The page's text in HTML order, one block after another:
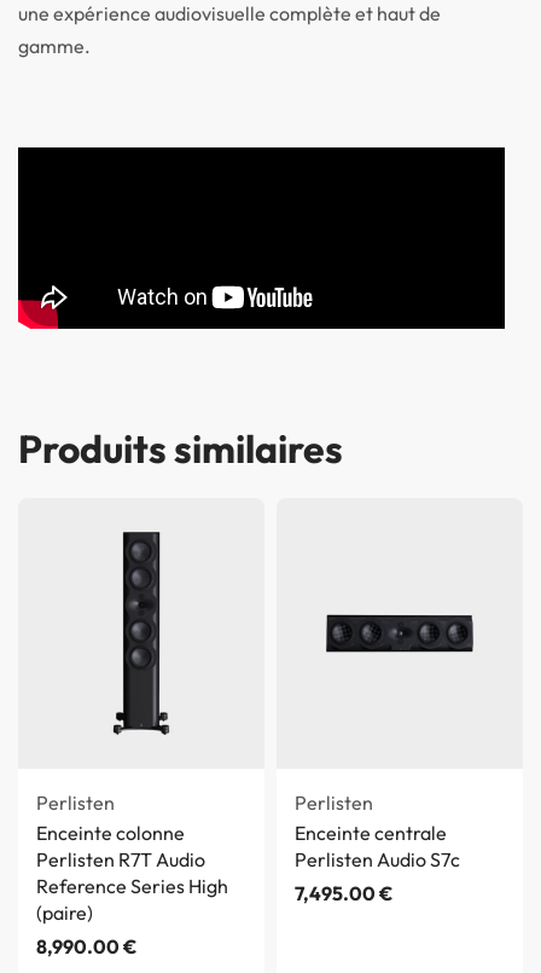
une expérience audiovisuelle complète et haut de
gamme.
Produits similaires
Perlisten
Enceinte colonne
Perlisten R7T Audio
Reference Series High
(paire)
8,990.00€
Perlisten
Enceinte centrale
Perlisten Audio S7c
7,495.00€